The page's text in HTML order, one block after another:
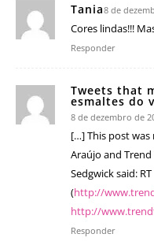
Tania8 de
Cores lindas!!!
Responder
Tweets that
esmaltes do
8 de dezembro de
[…] This post
Araújo and Trend
Sedgwick said:
(http://
http://
Responder